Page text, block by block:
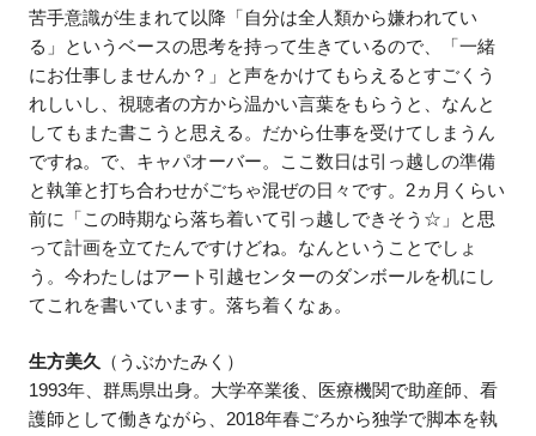
苦手意識が生まれて以降「自分は全人類から嫌われてい
る」というベースの思考を持って生きているので、「一緒
にお仕事しませんか？」と声をかけてもらえるとすごくう
れしいし、視聴者の方から温かい言葉をもらうと、なんと
してもまた書こうと思える。だから仕事を受けてしまうん
ですね。で、キャパオーバー。ここ数日は引っ越しの準備
と執筆と打ち合わせがごちゃ混ぜの日々です。2ヵ月くらい
前に「この時期なら落ち着いて引っ越しできそう☆」と思
って計画を立てたんですけどね。なんということでしょ
う。今わたしはアート引越センターのダンボールを机にし
てこれを書いています。落ち着くなぁ。
生方美久
（うぶかたみく）
1993年、群馬県出身。大学卒業後、医療機関で助産師、看
護師として働きながら、2018年春ごろから独学で脚本を執